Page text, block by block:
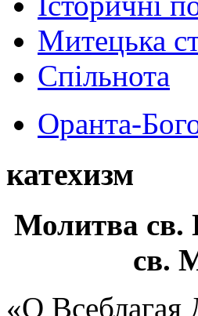
Митецька
Спільнота
Оранта-
катехизм
Молитва св.
св.
«О Всеблагая